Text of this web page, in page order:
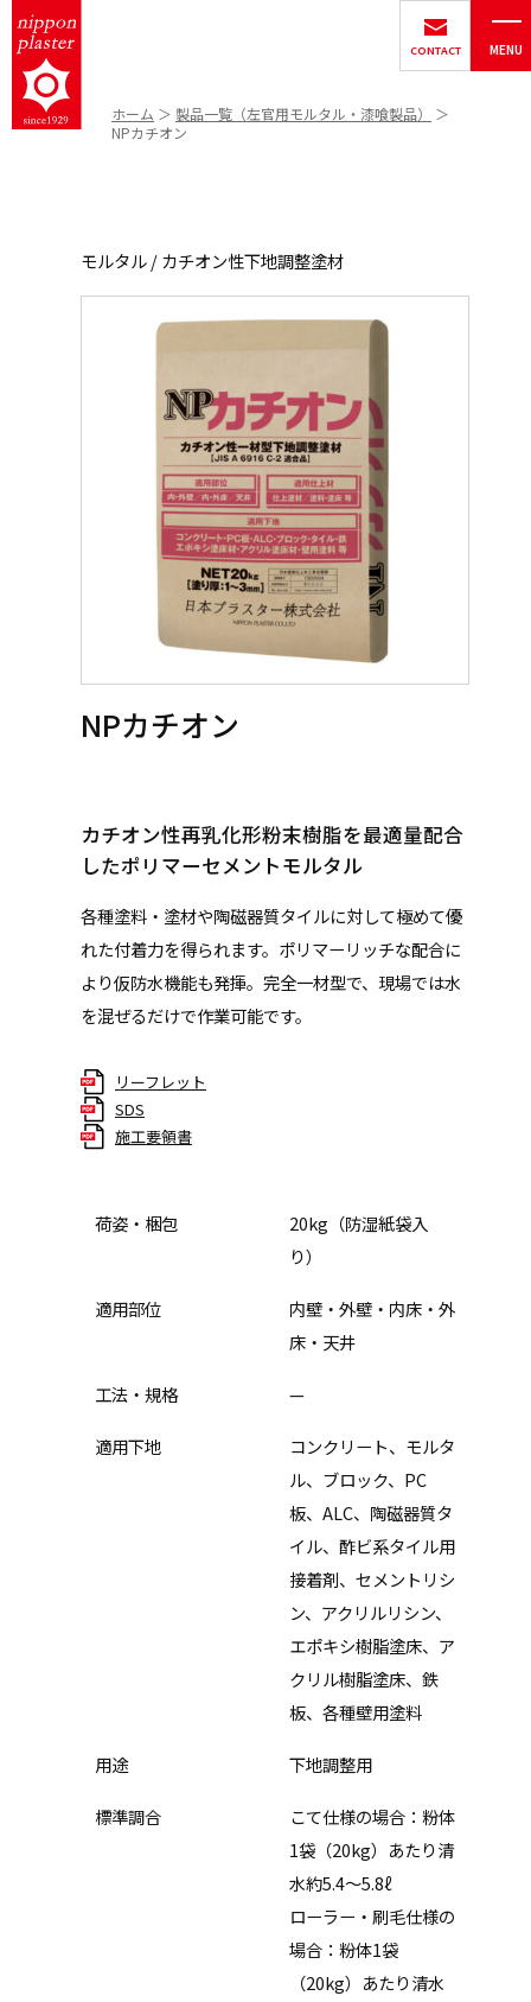
CONTACT MENU
ホーム
製品一覧（左官用モルタル・漆喰製品）
NPカチオン
モルタル / カチオン性下地調整塗材
NPカチオン
カチオン性再乳化形粉末樹脂を最適量配合
したポリマーセメントモルタル
各種塗料・塗材や陶磁器質タイルに対して極めて優
れた付着力を得られます。ポリマーリッチな配合に
より仮防水機能も発揮。完全一材型で、現場では水
を混ぜるだけで作業可能です。
リーフレット
SDS
施工要領書
荷姿・梱包
20kg（防湿紙袋入
り）
適用部位
内壁・外壁・内床・外
床・天井
工法・規格 —
適用下地
コンクリート、モルタ
ル、ブロック、PC
板、ALC、陶磁器質タ
イル、酢ビ系タイル用
接着剤、セメントリシ
ン、アクリルリシン、
エポキシ樹脂塗床、ア
クリル樹脂塗床、鉄
板、各種壁用塗料
用途 下地調整用
標準調合
こて仕様の場合：粉体
1袋（20kg）あたり清
水約5.4〜5.8ℓ
ローラー・刷毛仕様の
場合：粉体1袋
（20kg）あたり清水